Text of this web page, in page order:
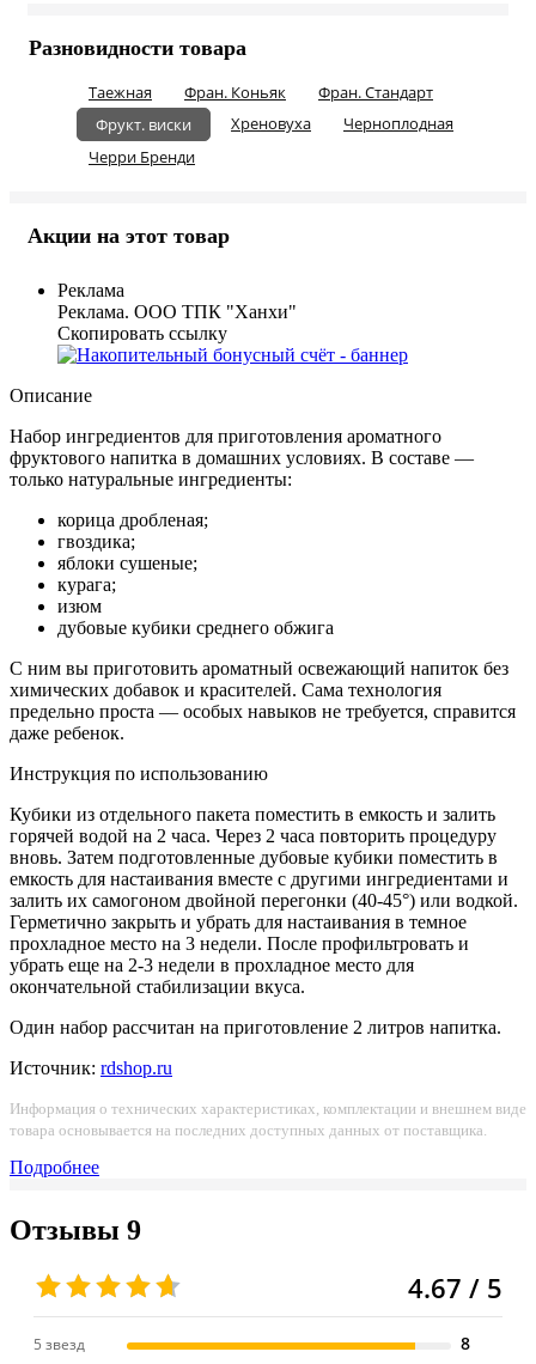
Разновидности товара
Таежная Фран. Коньяк
Фран. Стандарт
Фрукт. виски
Хреновуха
Черноплодная
Черри Бренди
Акции на этот товар
Реклама
Реклама. ООО ТПК "Ханхи"
Скопировать ссылку
Описание
Набор ингредиентов для приготовления ароматного
фруктового напитка в домашних условиях. В составе —
только натуральные ингредиенты:
корица дробленая;
гвоздика;
яблоки сушеные;
курага;
изюм
дубовые кубики среднего обжига
С ним вы приготовить ароматный освежающий напиток без
химических добавок и красителей. Сама технология
предельно проста — особых навыков не требуется, справится
даже ребенок.
Инструкция по использованию
Кубики из отдельного пакета поместить в емкость и залить
горячей водой на 2 часа. Через 2 часа повторить процедуру
вновь. Затем подготовленные дубовые кубики поместить в
емкость для настаивания вместе с другими ингредиентами и
залить их самогоном двойной перегонки (40-45°) или водкой.
Герметично закрыть и убрать для настаивания в темное
прохладное место на 3 недели. После профильтровать и
убрать еще на 2-3 недели в прохладное место для
окончательной стабилизации вкуса.
Один набор рассчитан на приготовление 2 литров напитка.
Источник: rdshop.ru
Информация о технических характеристиках, комплектации и внешнем виде
товара основывается на последних доступных данных от поставщика.
Подробнее
Отзывы 9
4.67 / 5
5 звезд 8